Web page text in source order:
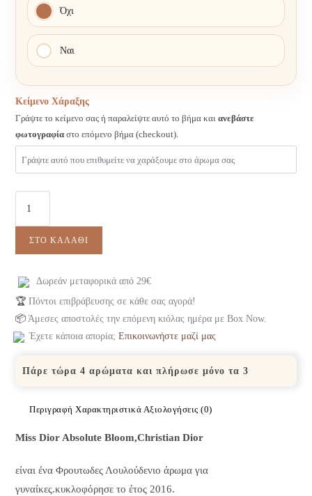
Όχι
Ναι
Κείμενο Χάραξης
Γράψτε το κείμενο σας ή παραλείψτε αυτό το βήμα καιανεβάστε
φωτογραφία στο επόμενο βήμα (checkout).
ΣΤΟ ΚΑΛΆΘΙ
Δωρεάν μεταφορικά από 29€
🏆 Πόντοι επιβράβευσης σε κάθε σας αγορά!
📦 Άμεσες αποστολές την επόμενη κιόλας ημέρα με Box Now.
Έχετε κάποια απορία;Επικοινωνήστε μαζί μας
Πάρε τώρα 4 αρώματα και πλήρωσε μόνο τα 3
ΠεριγραφήΧαρακτηριστικά Αξιολογήσεις (0)
Miss Dior Absolute Bloom,Christian Dior
είναι ένα Φρουτωδες Λουλούδενιο άρωμα για
γυναίκες.κυκλοφόρησε το έτος 2016.